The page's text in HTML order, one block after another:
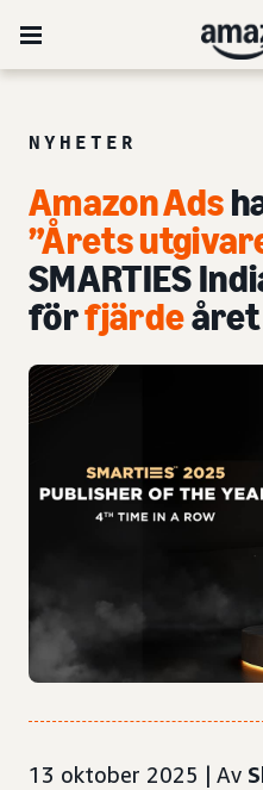
NYHETER
Amazon Ads
”Årets
SMARTIES
förfjärde
13 oktober 2025 | Av